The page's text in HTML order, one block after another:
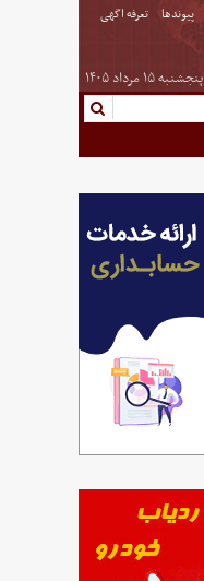
پیوندها تعرفه اگهی
پنجشنبه ۱۵ مرداد ۱۴۰۵